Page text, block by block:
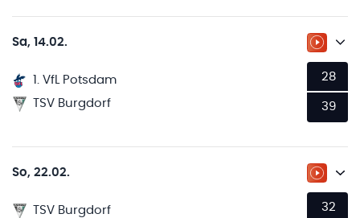
Sa, 14.02. ZUM
1. VfL Potsdam
TSV Burgdorf
28
39
So, 22.02. ZUM
TSV Burgdorf
32